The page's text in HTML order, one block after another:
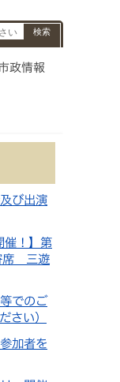
政情報
び出演
催！】第
席 三遊
でのご
さい）
加者を